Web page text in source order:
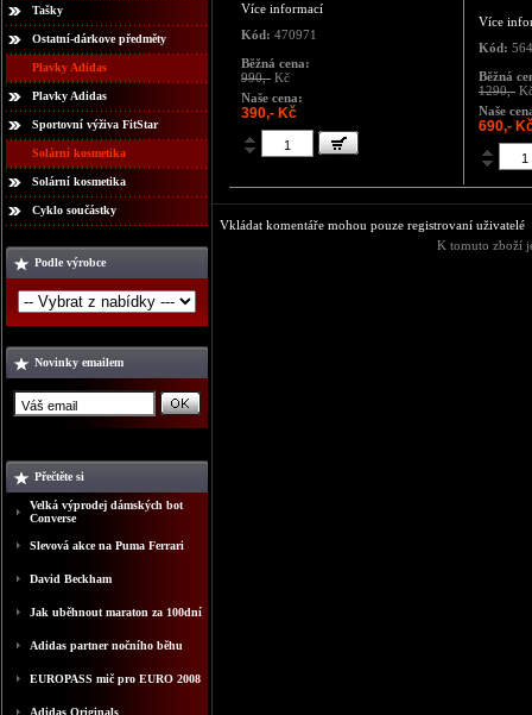
Tašky
Ostatní-dárkove předměty
Plavky Adidas
Plavky Adidas
Sportovní výživa FitStar
Solární kosmetika
Solární kosmetika
Cyklo součástky
Podle výrobce
Novinky emailem
Přečtěte si
Velká výprodej dámských bot
Converse
Slevová akce na Puma Ferrari
David Beckham
Jak uběhnout maraton za 100dní
Adidas partner nočního běhu
EUROPASS mič pro EURO 2008
Adidas Originals
Více informací
Kód: 470971
Běžná cena:
990,- Kč
Naše cena:
390,- Kč
Více
Kód:
Běžná
1290,-
Naše
690,-
Vkládat komentáře mohou pouze registrovaní uživatelé
K tomuto zboží